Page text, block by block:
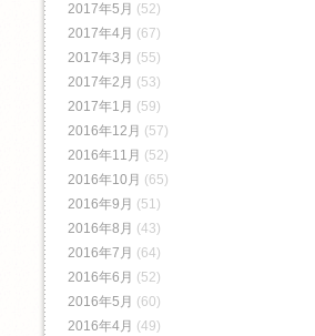
2017年5月 (52)
2017年4月 (67)
2017年3月 (55)
2017年2月 (53)
2017年1月 (59)
2016年12月 (57)
2016年11月 (52)
2016年10月 (65)
2016年9月 (51)
2016年8月 (43)
2016年7月 (64)
2016年6月 (52)
2016年5月 (60)
2016年4月 (49)